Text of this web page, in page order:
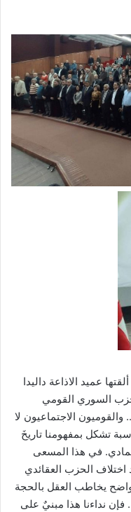
عميد الاذاعة داليدا
السوري القومي
الاجتماعيون لا
تشكل بمفهومنا تاريخَ
في هذا المسعى
الحزب العقائدي
يخاطب العقل بالحجة
فإن نداءنا هذا مبنيٌ على